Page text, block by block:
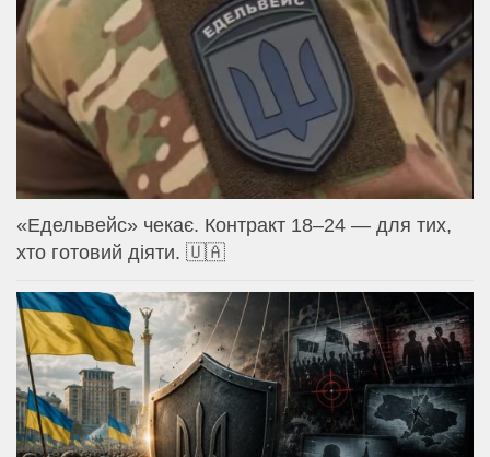
«Едельвейс» чекає. Контракт 18–24 — для тих,
хто готовий діяти. 🇺🇦